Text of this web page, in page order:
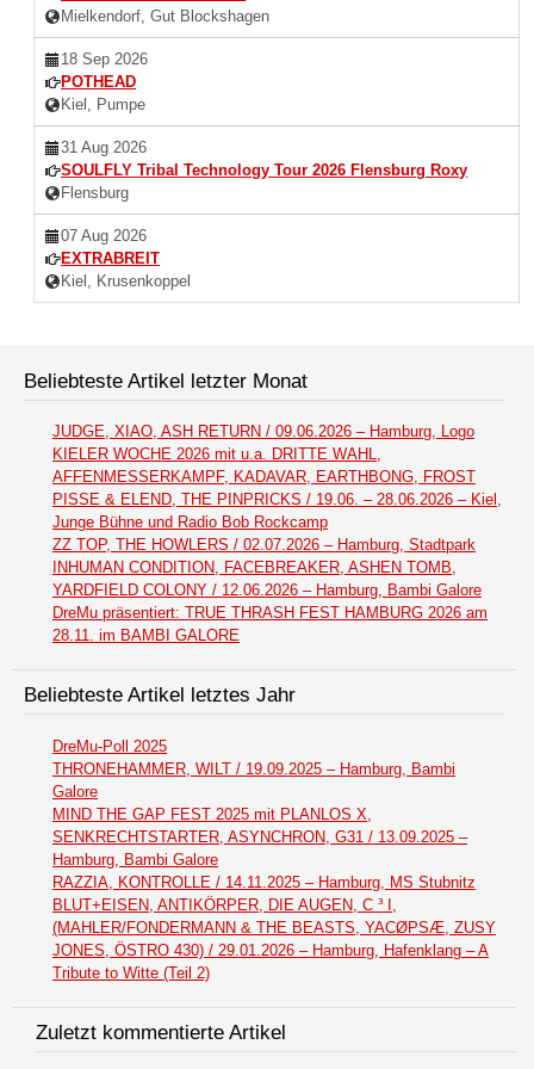
Mielkendorf, Gut Blockshagen
18 Sep 2026
POTHEAD
Kiel, Pumpe
31 Aug 2026
SOULFLY Tribal Technology Tour 2026 Flensburg Roxy
Flensburg
07 Aug 2026
EXTRABREIT
Kiel, Krusenkoppel
Beliebteste Artikel letzter Monat
JUDGE, XIAO, ASH RETURN / 09.06.2026 – Hamburg, Logo
KIELER WOCHE 2026 mit u.a. DRITTE WAHL,
AFFENMESSERKAMPF, KADAVAR, EARTHBONG, FROST
PISSE & ELEND, THE PINPRICKS / 19.06. – 28.06.2026 – Kiel,
Junge Bühne und Radio Bob Rockcamp
ZZ TOP, THE HOWLERS / 02.07.2026 – Hamburg, Stadtpark
INHUMAN CONDITION, FACEBREAKER, ASHEN TOMB,
YARDFIELD COLONY / 12.06.2026 – Hamburg, Bambi Galore
DreMu präsentiert: TRUE THRASH FEST HAMBURG 2026 am
28.11. im BAMBI GALORE
Beliebteste Artikel letztes Jahr
DreMu-Poll 2025
THRONEHAMMER, WILT / 19.09.2025 – Hamburg, Bambi
Galore
MIND THE GAP FEST 2025 mit PLANLOS X,
SENKRECHTSTARTER, ASYNCHRON, G31 / 13.09.2025 –
Hamburg, Bambi Galore
RAZZIA, KONTROLLE / 14.11.2025 – Hamburg, MS Stubnitz
BLUT+EISEN, ANTIKÖRPER, DIE AUGEN, C ³ I,
(MAHLER/FONDERMANN & THE BEASTS, YACØPSÆ, ZUSY
JONES, ÖSTRO 430) / 29.01.2026 – Hamburg, Hafenklang – A
Tribute to Witte (Teil 2)
Zuletzt kommentierte Artikel